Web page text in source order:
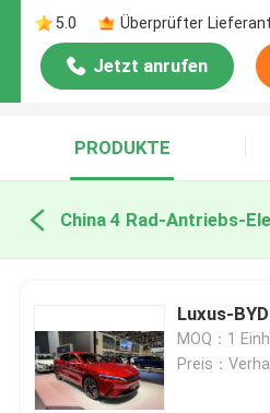
5.0
Überprüfter Lieferant
Jetzt anrufen
PRODUKTE
China 4 Rad-Antriebs-
Luxus-
MOQ：1
Preis：